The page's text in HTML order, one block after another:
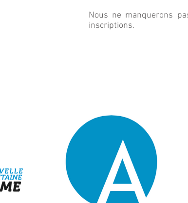
Nous ne manquerons
inscriptions.